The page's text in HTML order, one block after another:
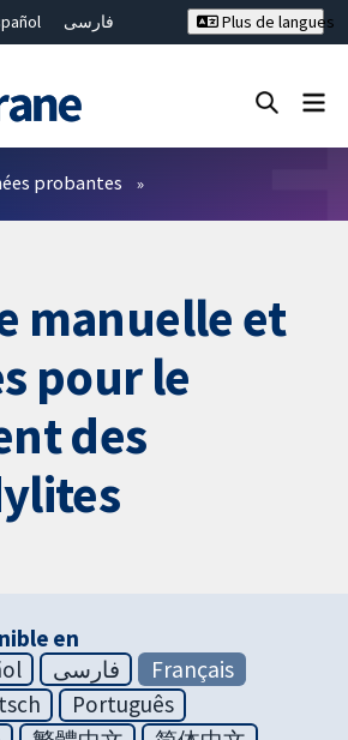
فارسی
繁體中文
Plus de langues
probantes
manuelle et
pour le
des
en
فارسی
Français
Português